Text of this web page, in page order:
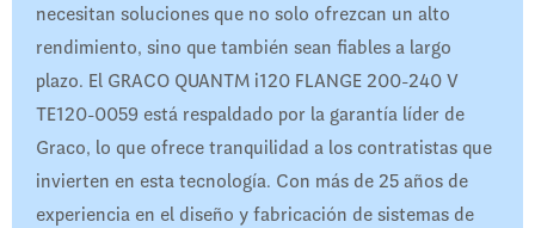
necesitan soluciones que no solo ofrezcan un alto
rendimiento, sino que también sean fiables a largo
plazo. El GRACO QUANTM i120 FLANGE 200-240 V
TE120-0059 está respaldado por la garantía líder de
Graco, lo que ofrece tranquilidad a los contratistas que
invierten en esta tecnología. Con más de 25 años de
experiencia en el diseño y fabricación de sistemas de